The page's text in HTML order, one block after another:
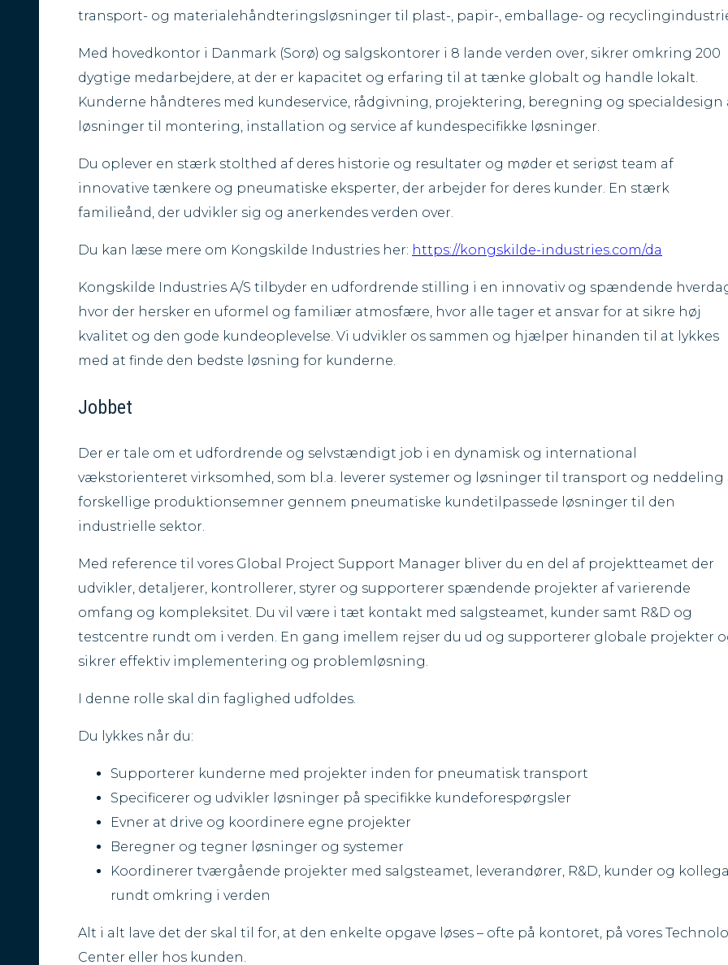
transport- og materialehåndteringsløsninger til plast-, papir-, emballage- og
Med hovedkontor i Danmark (Sorø) og salgskontorer i 8 lande verden over, sikrer omkring 200
dygtige medarbejdere, at der er kapacitet og erfaring til at tænke globalt og handle lokalt.
Kunderne håndteres med kundeservice, rådgivning, projektering, beregning og specialdesign
løsninger til montering, installation og service af kundespecifikke løsninger.
Du oplever en stærk stolthed af deres historie og resultater og møder et seriøst team af
innovative tænkere og pneumatiske eksperter, der arbejder for deres kunder. En stærk
familieånd, der udvikler sig og anerkendes verden over.
Du kan læse mere om Kongskilde Industries her: https://kongskilde-industries.com/da
Kongskilde Industries A/S tilbyder en udfordrende stilling i en innovativ og spændende
hvor der hersker en uformel og familiær atmosfære, hvor alle tager et ansvar for at sikre høj
kvalitet og den gode kundeoplevelse. Vi udvikler os sammen og hjælper hinanden til at lykkes
med at finde den bedste løsning for kunderne.
Jobbet
Der er tale om et udfordrende og selvstændigt job i en dynamisk og international
vækstorienteret virksomhed, som bl.a. leverer systemer og løsninger til transport og neddeling
forskellige produktionsemner gennem pneumatiske kundetilpassede løsninger til den
industrielle sektor.
Med reference til vores Global Project Support Manager bliver du en del af projektteamet der
udvikler, detaljerer, kontrollerer, styrer og supporterer spændende projekter af varierende
omfang og kompleksitet. Du vil være i tæt kontakt med salgsteamet, kunder samt R&D og
testcentre rundt om i verden. En gang imellem rejser du ud og supporterer globale projekter
sikrer effektiv implementering og problemløsning.
I denne rolle skal din faglighed udfoldes.
Du lykkes når du:
Supporterer kunderne med projekter inden for pneumatisk transport
Specificerer og udvikler løsninger på specifikke kundeforespørgsler
Evner at drive og koordinere egne projekter
Beregner og tegner løsninger og systemer
Koordinerer tværgående projekter med salgsteamet, leverandører, R&D, kunder og
rundt omkring i verden
Alt i alt lave det der skal til for, at den enkelte opgave løses – ofte på kontoret, på vores
Center eller hos kunden.